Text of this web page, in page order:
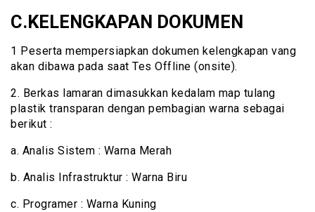
C.KELENGKAPAN DOKUMEN
1 Peserta mempersiapkan dokumen kelengkapan vang
akan dibawa pada saat Tes Offline (onsite).
2. Berkas lamaran dimasukkan kedalam map tulang
plastik transparan dengan pembagian warna sebagai
berikut :
a. Analis Sistem : Warna Merah
b. Analis Infrastruktur : Warna Biru
c. Programer : Warna Kuning